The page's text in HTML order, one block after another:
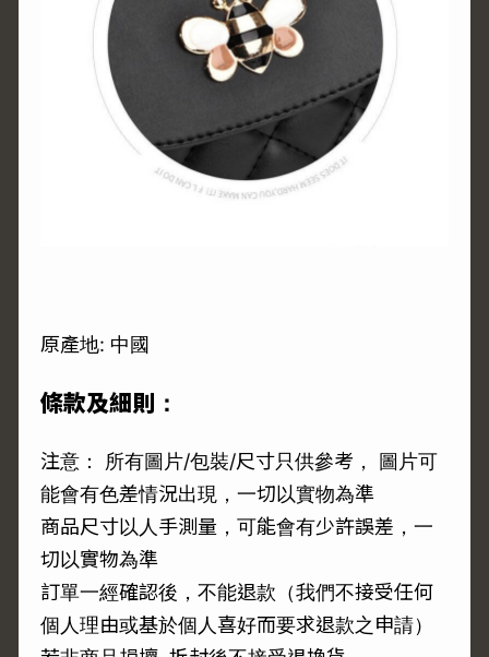
原產地: 中國
條款及細則：
注意： 所有圖片/包裝/尺寸只供參考， 圖片可
能會有色差情況出現，一切以實物為準
商品尺寸以人手測量，可能會有少許誤差，一
切以實物為準
訂單一經確認後，不能退款（我們不接受任何
個人理由或基於個人喜好而要求退款之申請）